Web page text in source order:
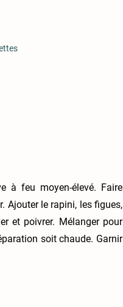
à feu moyen-élevé. Faire
Ajouter le rapini, les figues,
et poivrer. Mélanger pour
soit chaude. Garnir